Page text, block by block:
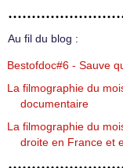
Au fil du blog :
Bestofdoc#6 - Sauve
La filmographie du
documentaire
La filmographie du
droite en France et